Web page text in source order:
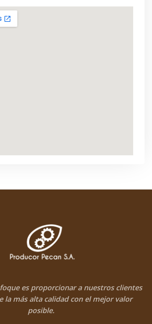
es proporcionar a nuestros clientes
la más alta calidad con el mejor valor
posible.